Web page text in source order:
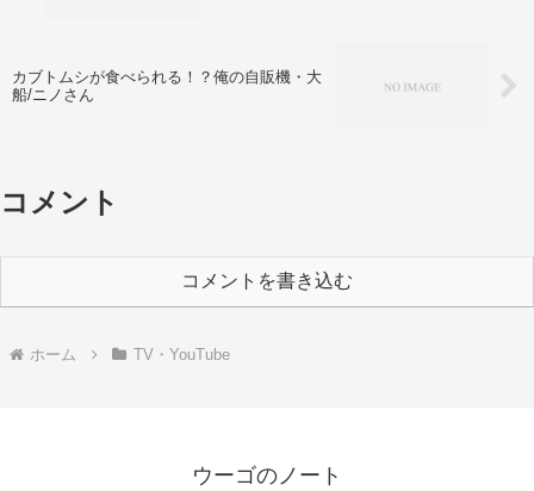
カブトムシが食べられる！？俺の自販機・大
船/ニノさん
コメント
コメントを書き込む
ホーム TV・YouTube
ウーゴのノート